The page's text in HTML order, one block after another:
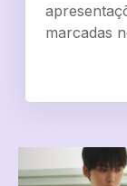
marcadas